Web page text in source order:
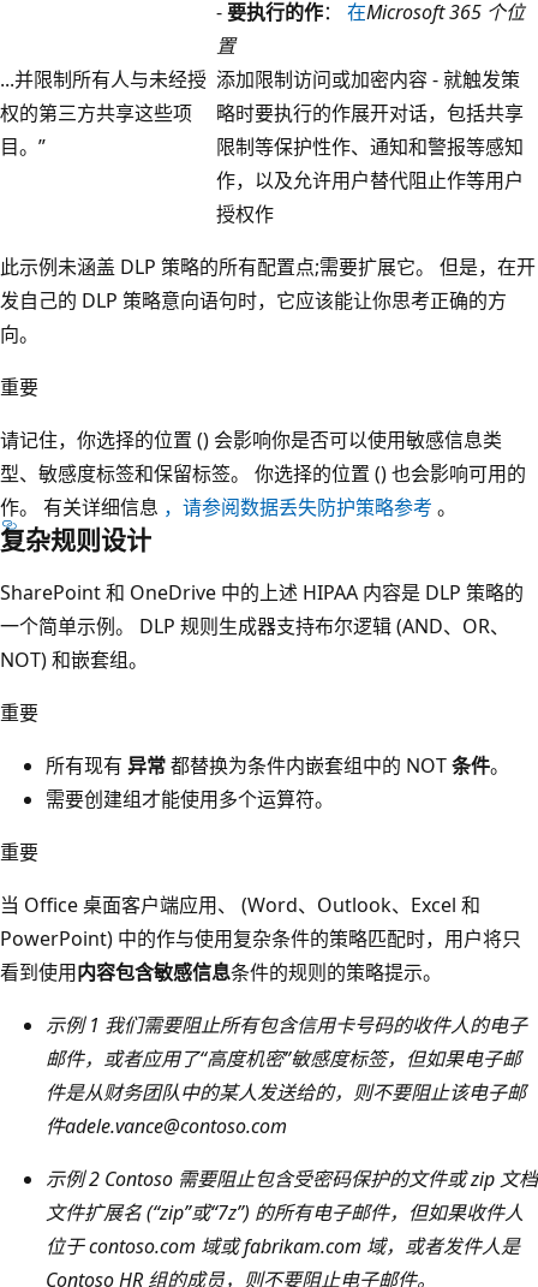
...并限制所有人与未经授
权的第三方共享这些项
目。”
-要执行的作： 在Microsoft 365 个位
置
添加限制访问或加密内容 - 就触发策
略时要执行的作展开对话，包括共享
限制等保护性作、通知和警报等感知
作，以及允许用户替代阻止作等用户
授权作
此示例未涵盖 DLP 策略的所有配置点;需要扩展它。 但是，在开
发自己的 DLP 策略意向语句时，它应该能让你思考正确的方
向。
重要
请记住，你选择的位置 () 会影响你是否可以使用敏感信息类
型、敏感度标签和保留标签。 你选择的位置 () 也会影响可用的
作。 有关详细信息 ，请参阅数据丢失防护策略参考 。
复杂规则设计
SharePoint 和 OneDrive 中的上述 HIPAA 内容是 DLP 策略的
一个简单示例。 DLP 规则生成器支持布尔逻辑 (AND、OR、
NOT) 和嵌套组。
重要
所有现有 异常都替换为条件内嵌套组中的 NOT条件。
需要创建组才能使用多个运算符。
重要
当 Office 桌面客户端应用、 (Word、Outlook、Excel 和
PowerPoint) 中的作与使用复杂条件的策略匹配时，用户将只
看到使用内容包含敏感信息条件的规则的策略提示。
示例 1 我们需要阻止所有包含信用卡号码的收件人的电子
邮件，或者应用了“高度机密”敏感度标签，但如果电子邮
件是从财务团队中的某人发送给的，则不要阻止该电子邮
件adele.vance@contoso.com
示例 2 Contoso 需要阻止包含受密码保护的文件或 zip 文档
文件扩展名 (“zip”或“7z”) 的所有电子邮件，但如果收件人
位于 contoso.com 域或 fabrikam.com 域，或者发件人是
Contoso HR 组的成员，则不要阻止电子邮件。